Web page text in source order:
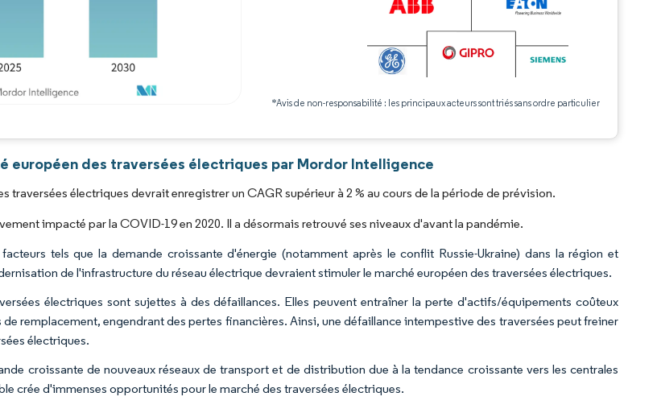
*Avis de non-responsabilité : les principaux acteurs sont triés sans ordre particulier
européen des traversées électriques par Mordor Intelligence
traversées électriques devrait enregistrer un CAGR supérieur à 2 % au cours de la période de prévision.
impacté par la COVID-19 en 2020. Il a désormais retrouvé ses niveaux d'avant la pandémie.
tels que la demande croissante d'énergie (notamment après le conflit Russie-Ukraine) dans la région et
de l'infrastructure du réseau électrique devraient stimuler le marché européen des traversées électriques.
électriques sont sujettes à des défaillances. Elles peuvent entraîner la perte d'actifs/équipements coûteux
de remplacement, engendrant des pertes financières. Ainsi, une défaillance intempestive des traversées peut freiner
électriques.
croissante de nouveaux réseaux de transport et de distribution due à la tendance croissante vers les centrales
crée d'immenses opportunités pour le marché des traversées électriques.